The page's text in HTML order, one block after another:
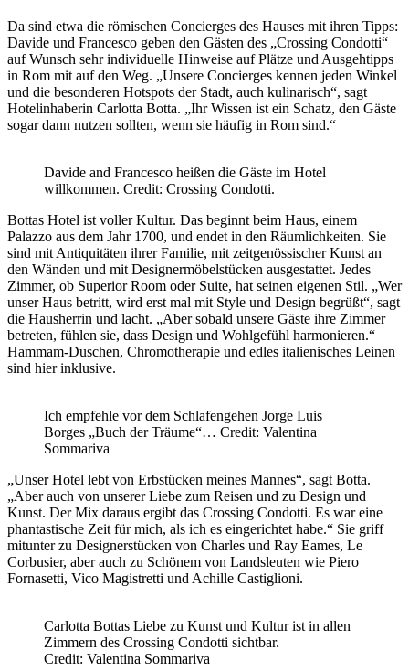
Da sind etwa die römischen Concierges des Hauses mit ihren Tipps:
Davide und Francesco geben den Gästen des „Crossing Condotti“
auf Wunsch sehr individuelle Hinweise auf Plätze und Ausgehtipps
in Rom mit auf den Weg. „Unsere Concierges kennen jeden Winkel
und die besonderen Hotspots der Stadt, auch kulinarisch“, sagt
Hotelinhaberin Carlotta Botta. „Ihr Wissen ist ein Schatz, den Gäste
sogar dann nutzen sollten, wenn sie häufig in Rom sind.“
Davide and Francesco heißen die Gäste im Hotel
willkommen. Credit: Crossing Condotti.
Bottas Hotel ist voller Kultur. Das beginnt beim Haus, einem
Palazzo aus dem Jahr 1700, und endet in den Räumlichkeiten. Sie
sind mit Antiquitäten ihrer Familie, mit zeitgenössischer Kunst an
den Wänden und mit Designermöbelstücken ausgestattet. Jedes
Zimmer, ob Superior Room oder Suite, hat seinen eigenen Stil. „Wer
unser Haus betritt, wird erst mal mit Style und Design begrüßt“, sagt
die Hausherrin und lacht. „Aber sobald unsere Gäste ihre Zimmer
betreten, fühlen sie, dass Design und Wohlgefühl harmonieren.“
Hammam-Duschen, Chromotherapie und edles italienisches Leinen
sind hier inklusive.
Ich empfehle vor dem Schlafengehen Jorge Luis
Borges „Buch der Träume“… Credit: Valentina
Sommariva
„Unser Hotel lebt von Erbstücken meines Mannes“, sagt Botta.
„Aber auch von unserer Liebe zum Reisen und zu Design und
Kunst. Der Mix daraus ergibt das Crossing Condotti. Es war eine
phantastische Zeit für mich, als ich es eingerichtet habe.“ Sie griff
mitunter zu Designerstücken von Charles und Ray Eames, Le
Corbusier, aber auch zu Schönem von Landsleuten wie Piero
Fornasetti, Vico Magistretti und Achille Castiglioni.
Carlotta Bottas Liebe zu Kunst und Kultur ist in allen
Zimmern des Crossing Condotti sichtbar.
Credit: Valentina Sommariva